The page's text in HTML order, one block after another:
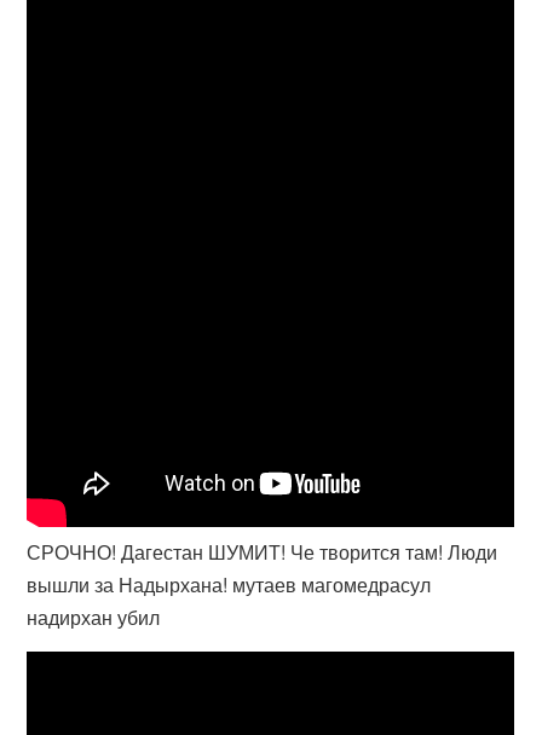
СРОЧНО! Дагестан ШУМИТ! Че творится там! Люди
вышли за Надырхана! мутаев магомедрасул
надирхан убил